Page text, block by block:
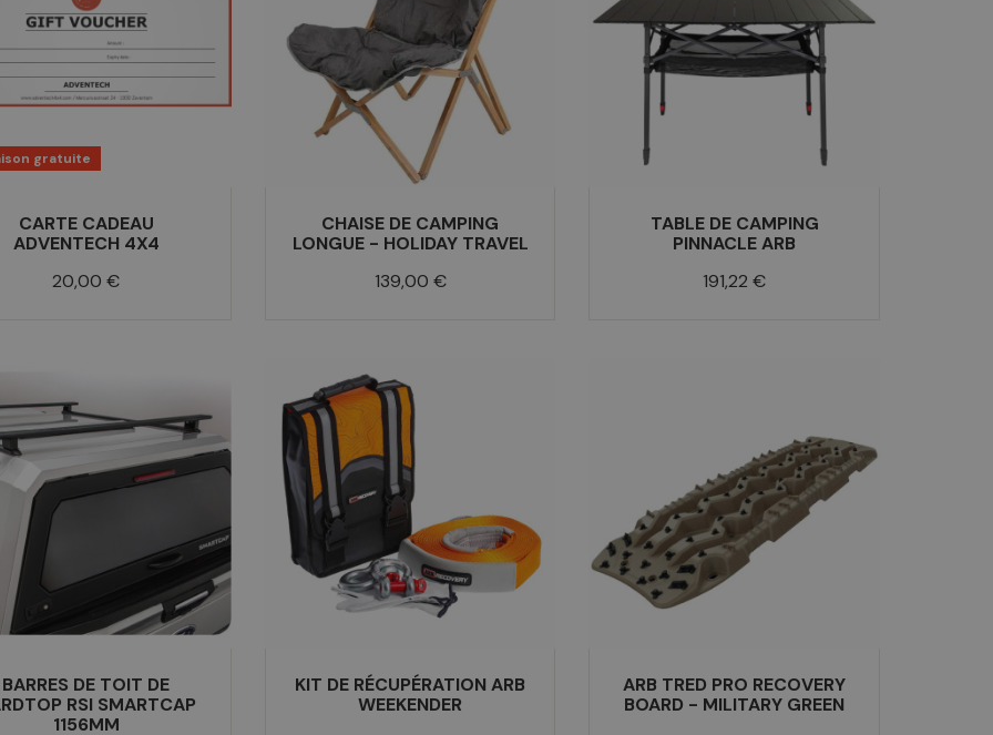
gratuite
CARTE CADEAU
ADVENTECH 4X4
Prix
20,00 €
CHAISE DE CAMPING
LONGUE - HOLIDAY TRAVEL
Prix
139,00 €
TABLE DE CAMPING
PINNACLE ARB
Prix
191,22 €
BARRES DE TOIT DE
RSI SMARTCAP
1156MM
KIT DE RÉCUPÉRATION ARB
WEEKENDER
ARB TRED PRO RECOVERY
BOARD - MILITARY GREEN